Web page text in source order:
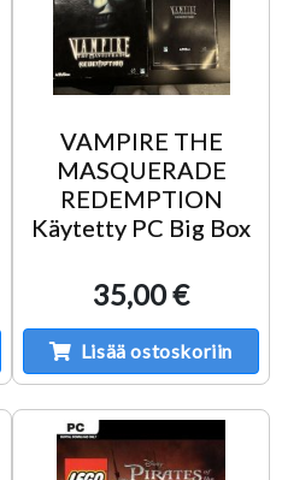
VAMPIRE THE
MASQUERADE
REDEMPTION
Käytetty PC Big Box
35,00 €
Lisää ostoskoriin